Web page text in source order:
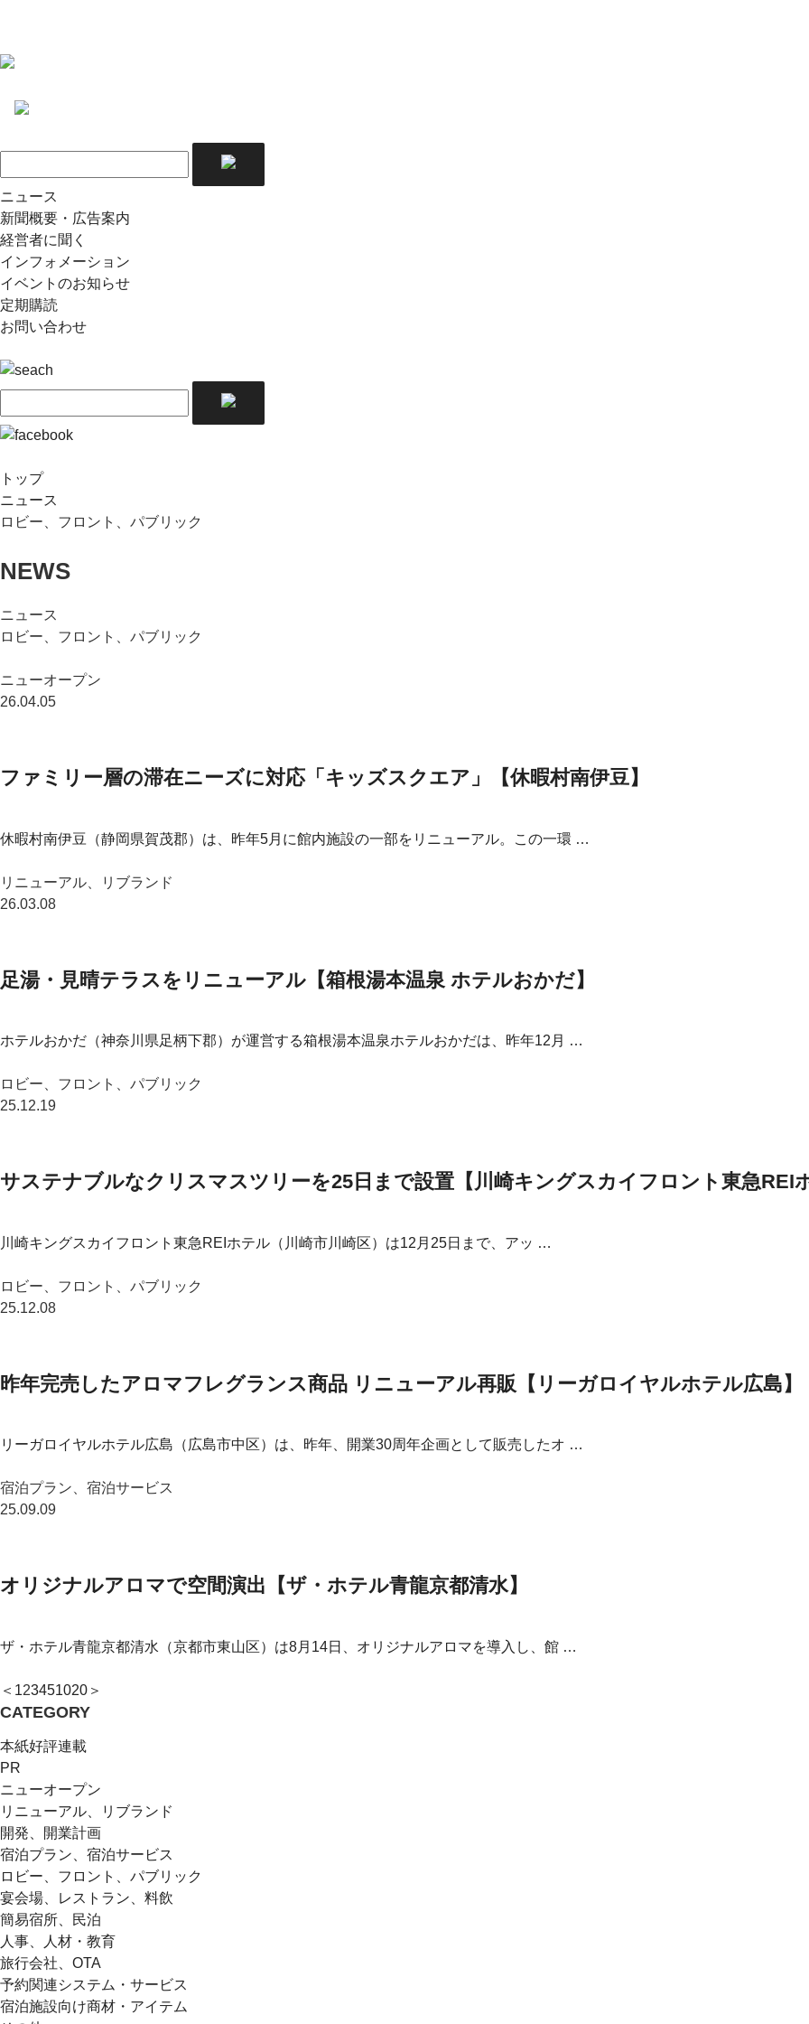
ニュース
新聞概要・広告案内
経営者に聞く
インフォメーション
イベントのお知らせ
定期購読
お問い合わせ
トップ
ニュース
ロビー、フロント、パブリック
NEWS
ニュース
ロビー、フロント、パブリック
ニューオープン
26.04.05
ファミリー層の滞在ニーズに対応「キッズスクエア」【休暇村南伊豆】
休暇村南伊豆（静岡県賀茂郡）は、昨年5月に館内施設の一部をリニューアル。この一環 …
リニューアル、リブランド
26.03.08
足湯・見晴テラスをリニューアル【箱根湯本温泉 ホテルおかだ】
ホテルおかだ（神奈川県足柄下郡）が運営する箱根湯本温泉ホテルおかだは、昨年12月 …
ロビー、フロント、パブリック
25.12.19
サステナブルなクリスマスツリーを25日まで設置【川崎キングスカイフロント東急REI
川崎キングスカイフロント東急REIホテル（川崎市川崎区）は12月25日まで、アッ …
ロビー、フロント、パブリック
25.12.08
昨年完売したアロマフレグランス商品 リニューアル再販【リーガロイヤルホテル広島】
リーガロイヤルホテル広島（広島市中区）は、昨年、開業30周年企画として販売したオ …
宿泊プラン、宿泊サービス
25.09.09
オリジナルアロマで空間演出【ザ・ホテル青龍京都清水】
ザ・ホテル青龍京都清水（京都市東山区）は8月14日、オリジナルアロマを導入し、館 …
＜ 123451020 ＞
CATEGORY
本紙好評連載
PR
ニューオープン
リニューアル、リブランド
開発、開業計画
宿泊プラン、宿泊サービス
ロビー、フロント、パブリック
宴会場、レストラン、料飲
簡易宿所、民泊
人事、人材・教育
旅行会社、OTA
予約関連システム・サービス
宿泊施設向け商材・アイテム